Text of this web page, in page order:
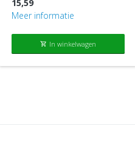
behoefte op de huid
Verzorging en verzachting van
15,59
Meer informatie
shopping_cart In winkelwagen